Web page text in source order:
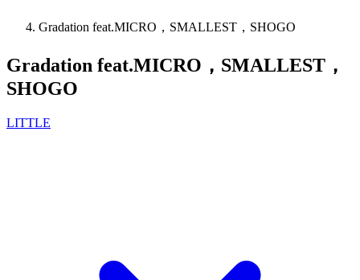
Gradation feat.MICRO，SMALLEST，SHOGO
Gradation feat.MICRO，SMALLEST，
SHOGO
LITTLE